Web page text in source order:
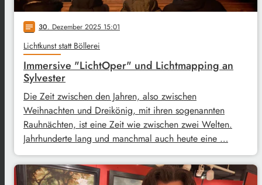
notes 30. Dezember 2025 15:01
Lichtkunst statt Böllerei
Immersive "LichtOper" und Lichtmapping an
Sylvester
Die Zeit zwischen den Jahren, also zwischen
Weihnachten und Dreikönig, mit ihren sogenannten
Rauhnächten, ist eine Zeit wie zwischen zwei Welten.
Jahrhunderte lang und manchmal auch heute eine …